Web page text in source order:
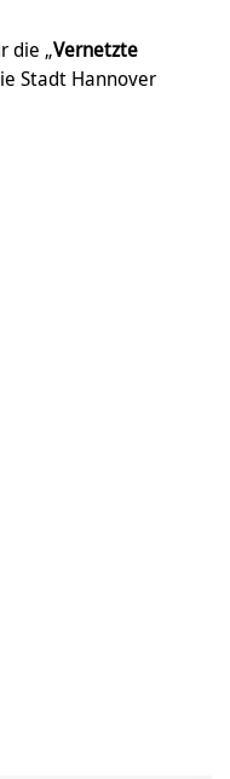
die „Vernetzte
Stadt Hannover